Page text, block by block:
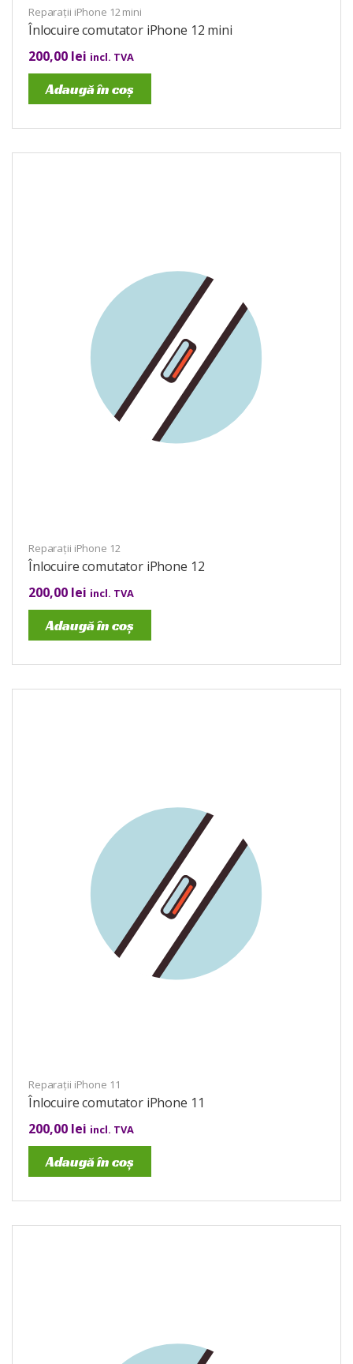
Reparații iPhone 12 mini
Înlocuire comutator iPhone 12 mini
200,00 lei incl. TVA
Adaugă în coș
Reparații iPhone 12
Înlocuire comutator iPhone 12
200,00 lei incl. TVA
Adaugă în coș
Reparații iPhone 11
Înlocuire comutator iPhone 11
200,00 lei incl. TVA
Adaugă în coș